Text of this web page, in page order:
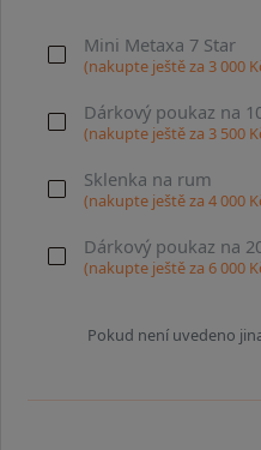
Mini Metaxa 7 Star
(nakupte ještě za 3 000
Dárkový poukaz na
(nakupte ještě za 3 500
Sklenka na rum
(nakupte ještě za 4 000
Dárkový poukaz na
(nakupte ještě za 6 000
Pokud není uvedeno